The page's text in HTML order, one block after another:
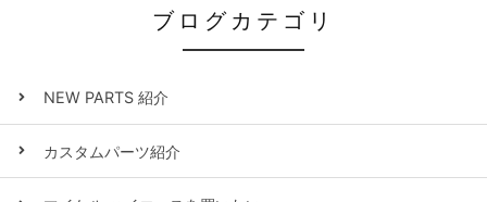
ブログカテゴリ
NEW PARTS 紹介
カスタムパーツ紹介